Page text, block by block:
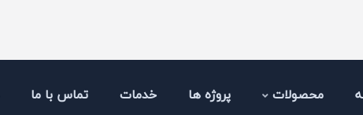
محصولات پروژه ها خدمات تماس با ما